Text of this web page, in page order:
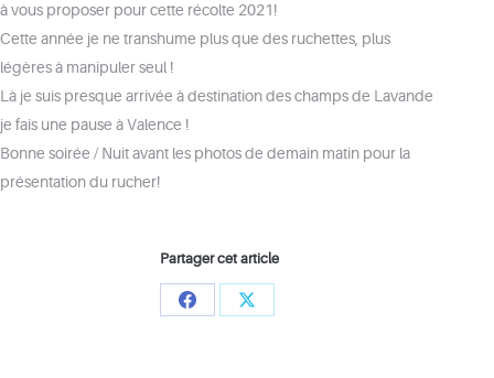
à vous proposer pour cette récolte 2021!
Cette année je ne transhume plus que des ruchettes, plus
légères à manipuler seul !
Là je suis presque arrivée à destination des champs de Lavande
je fais une pause à Valence !
Bonne soirée / Nuit avant les photos de demain matin pour la
présentation du rucher!
Partager cet article
Share
Share